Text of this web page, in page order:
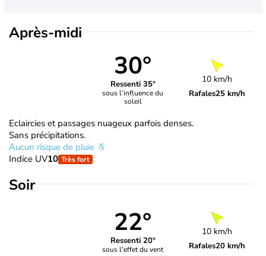
Après-midi
30°
Ressenti 35°
sous l’influence du
soleil
10 km/h
Rafales25 km/h
Eclaircies et passages nuageux parfois denses.
Sans précipitations.
Aucun risque de pluie
Indice UV10 Très fort
Soir
22°
Ressenti 20°
sous l'effet du vent
10 km/h
Rafales20 km/h